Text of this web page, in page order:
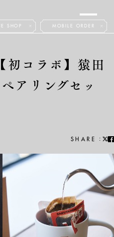
SHOP MOBILE ORDER
FAQ
EN
コラボ】猿田
アリングセッ
SHARE :